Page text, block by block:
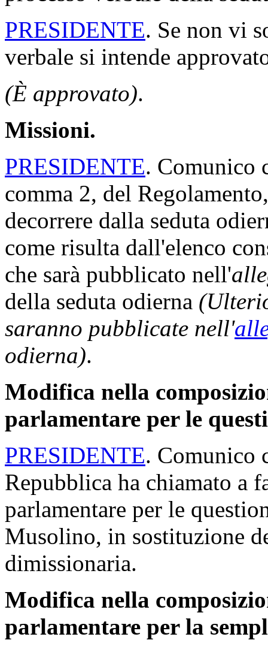
PRESIDENTE. Se non vi
verbale si intende
(È approvato).
Missioni.
PRESIDENTE. Comunico
comma 2, del
decorrere dalla seduta
come risulta dall'elenco
che sarà pubblicato nell'
della seduta odierna
saranno pubblicate nell'
odierna).
Modifica nella
parlamentare per le
PRESIDENTE. Comunico
Repubblica ha chiamato a
parlamentare per le
Musolino, in sostituzione
dimissionaria.
Modifica nella
parlamentare per la